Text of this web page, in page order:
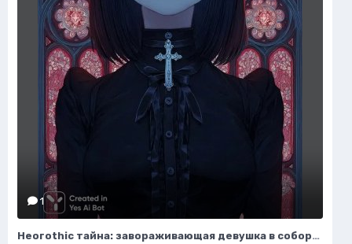
1
Неогothic тайна: завораживающая девушка в соборе под красным лунным светом. Генерация из нейросети Миджорни